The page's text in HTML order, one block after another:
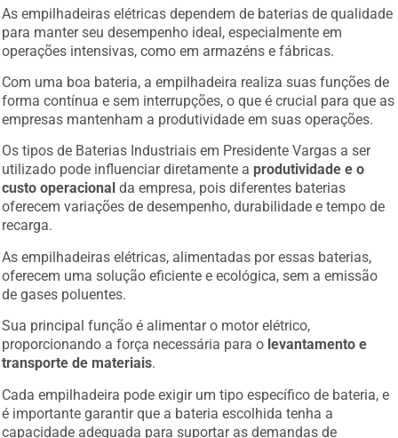
As empilhadeiras elétricas dependem de baterias de qualidade
para manter seu desempenho ideal, especialmente em
operações intensivas, como em armazéns e fábricas.
Com uma boa bateria, a empilhadeira realiza suas funções de
forma contínua e sem interrupções, o que é crucial para que as
empresas mantenham a produtividade em suas operações.
Os tipos de Baterias Industriais em Presidente Vargas a ser
utilizado pode influenciar diretamente a produtividade e o
custo operacional da empresa, pois diferentes baterias
oferecem variações de desempenho, durabilidade e tempo de
recarga.
As empilhadeiras elétricas, alimentadas por essas baterias,
oferecem uma solução eficiente e ecológica, sem a emissão
de gases poluentes.
Sua principal função é alimentar o motor elétrico,
proporcionando a força necessária para o levantamento e
transporte de materiais.
Cada empilhadeira pode exigir um tipo específico de bateria, e
é importante garantir que a bateria escolhida tenha a
capacidade adequada para suportar as demandas de